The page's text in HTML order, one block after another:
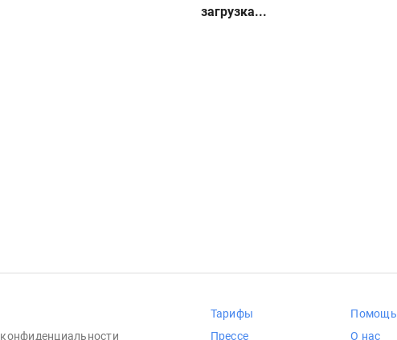
загрузка...
конфиденциальности
Тарифы
Прессе
Помощь
О нас